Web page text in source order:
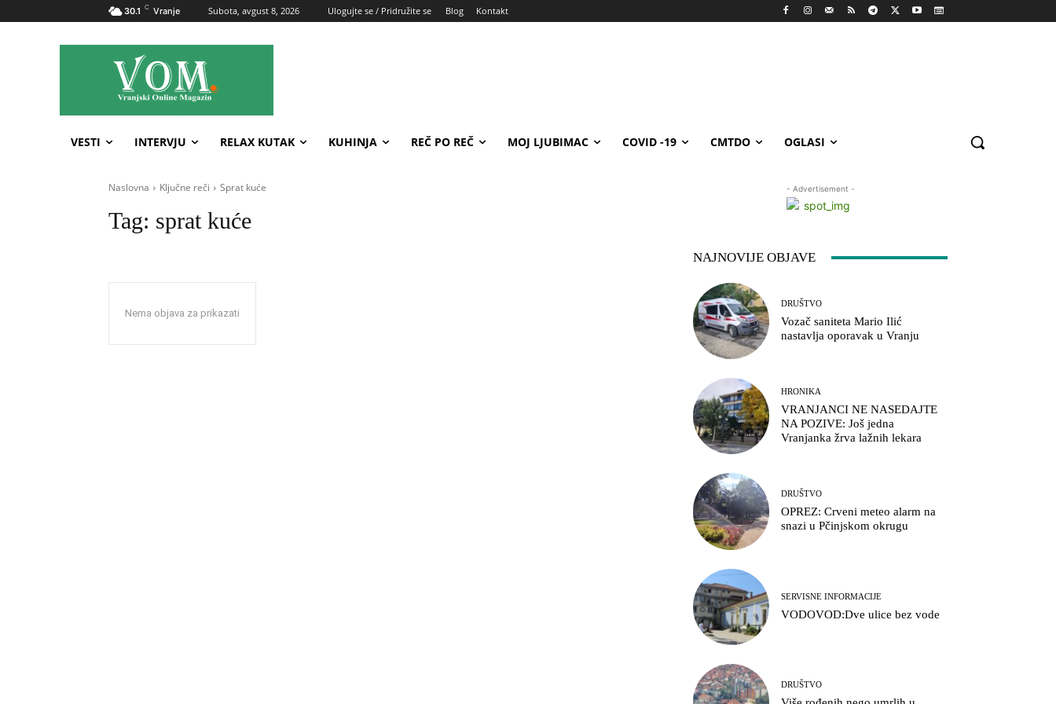
30.1 C Vranje Subota, avgust 8, 2026 Ulogujte se / Pridružite se Blog Kontakt
VESTI INTERVJU RELAX KUTAK KUHINJA REČ PO REČ MOJ LJUBIMAC COVID -19 CMTDO OGLASI
Naslovna Ključne reči Sprat kuće
Tag: sprat kuće
Nema objava za prikazati
- Advertisement -
NAJNOVIJE OBJAVE
DRUŠTVO
Vozač saniteta Mario Ilić
nastavlja oporavak u Vranju
HRONIKA
VRANJANCI NE NASEDAJTE
NA POZIVE: Još jedna
Vranjanka žrva lažnih lekara
DRUŠTVO
OPREZ: Crveni meteo alarm na
snazi u Pčinjskom okrugu
SERVISNE INFORMACIJE
VODOVOD:Dve ulice bez vode
DRUŠTVO